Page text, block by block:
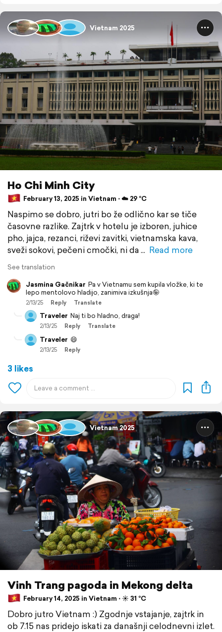
Vietnam 2025
Ho Chi Minh City
February 13, 2025 in Vietnam ⋅ ☁️ 29 °C
Naspimo se dobro, jutri bo že odlično kar se tiče
časovne razlike. Zajtrk v hotelu je izboren, juhice
pho, jajca, rezanci, riževi zavitki, vietnamska kava,
sveži sokovi, pečeni cmočki, ni da
Read more
See translation
Jasmina Gačnikar Pa v Vietnamu sem kupila vložke, ki te
lepo mentolovo hladijo, zanimiva izkušnja🤪
2/13/25 Reply Translate
Traveler Naj ti bo hladno, draga!
2/13/25 Reply Translate
Traveler 😄
2/13/25 Reply
3 likes
Vietnam 2025
Vinh Trang pagoda in Mekong delta
February 14, 2025 in Vietnam ⋅ ☀️ 31 °C
Dobro jutro Vietnam :) Zgodnje vstajanje, zajtrk in
ob 7.15 nas pridejo iskati za današnji celodnevni izlet.